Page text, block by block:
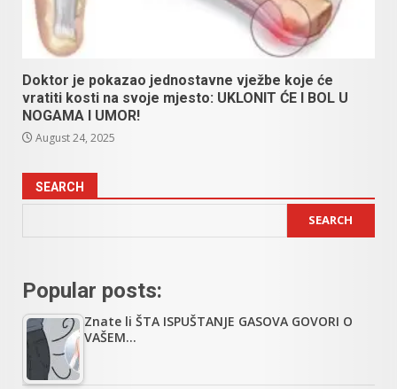
Doktor je pokazao jednostavne vježbe koje će
vratiti kosti na svoje mjesto: UKLONIT ĆE I BOL U
NOGAMA I UMOR!
August 24, 2025
SEARCH
SEARCH
Popular posts:
Znate li ŠTA ISPUŠTANJE GASOVA GOVORI O
VAŠEM…